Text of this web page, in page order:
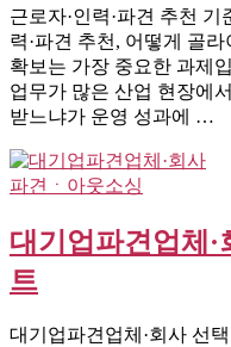
근로자·인력·파견 추천 기
력·파견 추천, 어떻게 골
확보는 가장 중요한 과제
업무가 많은 산업 현장에
받느냐가 운영 성과에 …
파견ㆍ아웃소싱
대기업파견업체
트
대기업파견업체·회사 선